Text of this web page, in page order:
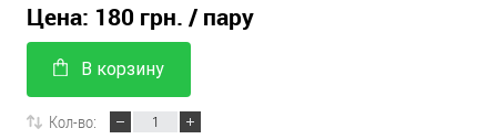
Цена: 180 грн. / пару
В корзину
Кол-во: